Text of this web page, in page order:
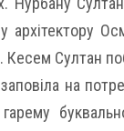
архітектору
Кесем Султан
на